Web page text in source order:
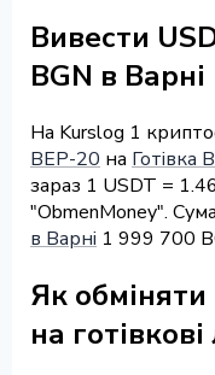
Вивести
BGN в Варні
На Kurslog 1
BEP-20 на Готівка
зараз 1 USDT =
"ObmenMoney".
в Варні 1 999 700
Як обміняти
на